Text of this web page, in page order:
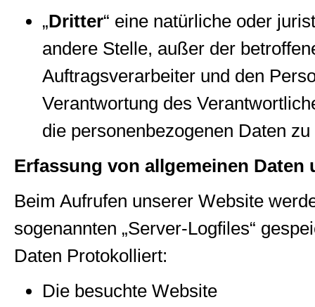
„Dritter“ eine natürliche oder
andere Stelle, außer der
Auftragsverarbeiter und den
Verantwortung des
die personenbezogenen Daten
Erfassung von allgemeinen Daten
Beim Aufrufen unserer Website
sogenannten „Server-Logfiles“
Daten Protokolliert:
Die besuchte Website